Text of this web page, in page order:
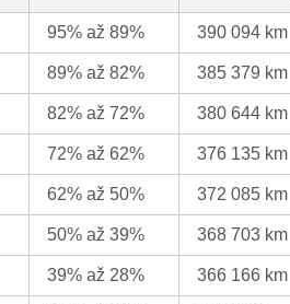
95% až 89% 390 094 km
89% až 82% 385 379 km
82% až 72% 380 644 km
72% až 62% 376 135 km
62% až 50% 372 085 km
50% až 39% 368 703 km
39% až 28% 366 166 km